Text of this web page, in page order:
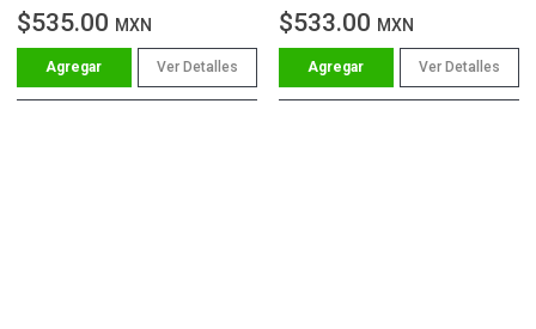
$535.00 MXN
Ver Detalles
$533.00 MXN
Ver Detalles